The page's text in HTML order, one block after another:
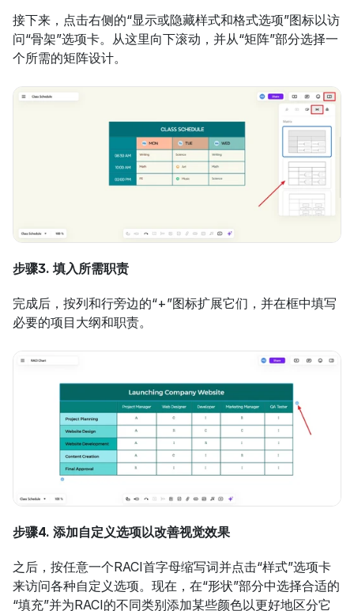
接下来，点击右侧的“显示或隐藏样式和格式选项”图标以访
问“骨架”选项卡。从这里向下滚动，并从“矩阵”部分选择一
个所需的矩阵设计。
步骤3. 填入所需职责
完成后，按列和行旁边的“+”图标扩展它们，并在框中填写
必要的项目大纲和职责。
步骤4. 添加自定义选项以改善视觉效果
之后，按任意一个RACI首字母缩写词并点击“样式”选项卡
来访问各种自定义选项。现在，在“形状”部分中选择合适的
“填充”并为RACI的不同类别添加某些颜色以更好地区分它